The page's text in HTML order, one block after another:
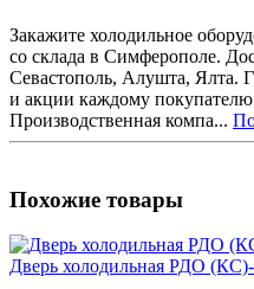
Закажите холодильное
со склада в Симферополе.
Севастополь, Алушта, Ялта.
и акции каждому
Производственная компа...
Похожие товары
Дверь холодильная РДО